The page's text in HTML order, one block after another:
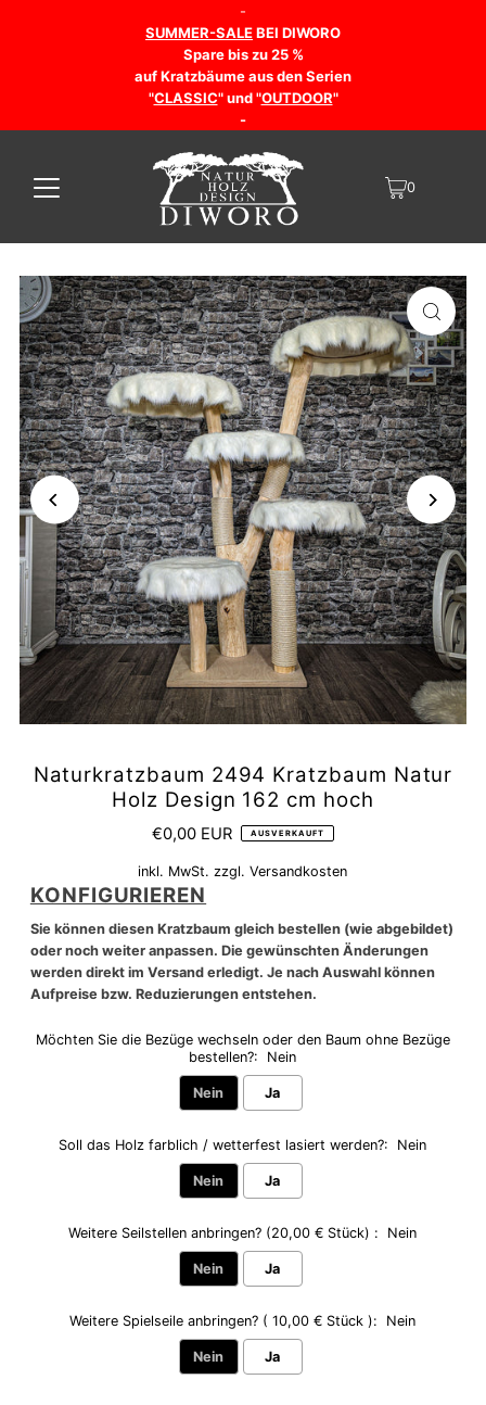
-
SUMMER-SALEBEI DIWORO
Spare bis zu 25 %
auf Kratzbäume aus den Serien
"CLASSIC" und "OUTDOOR"
-
0
Naturkratzbaum 2494 Kratzbaum Natur
Holz Design 162 cm hoch
€0,00 EUR AUSVERKAUFT
inkl. MwSt. zzgl.Versandkosten
KONFIGURIEREN
Sie können diesen Kratzbaum gleich bestellen (wie abgebildet)
oder noch weiter anpassen. Die gewünschten Änderungen
werden direkt im Versand erledigt. Je nach Auswahl können
Aufpreise bzw. Reduzierungen entstehen.
Möchten Sie die Bezüge wechseln oder den Baum ohne Bezüge
bestellen?:
Nein
Nein Ja
Soll das Holz farblich / wetterfest lasiert werden?: Nein
Nein Ja
Weitere Seilstellen anbringen? (20,00 € Stück) : Nein
Nein Ja
Weitere Spielseile anbringen? ( 10,00 € Stück ): Nein
Nein Ja